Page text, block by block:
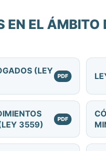
EN EL ÁMBITO
(LEY
3559)